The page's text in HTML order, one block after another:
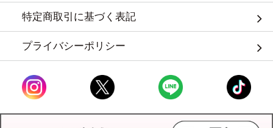
特定商取引に基づく表記
プライバシーポリシー